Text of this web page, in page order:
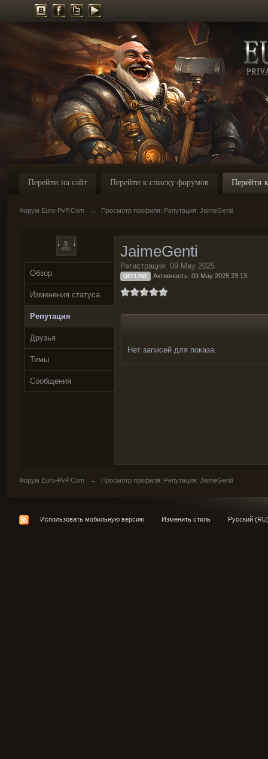
Перейти на сайт Перейти к списку форумов Перейти
Форум Euro-PvP.Com → Просмотр профиля: Репутация: JaimeGenti
Обзор
Изменения статуса
Репутация
Друзья
Темы
Сообщения
JaimeGenti
Регистрация: 09 May 2025
OFFLINE Активность: 09 May 2025 23:13
Нет записей для показа.
Форум Euro-PvP.Com → Просмотр профиля: Репутация: JaimeGenti
Использовать мобильную версию Изменить стиль Русский